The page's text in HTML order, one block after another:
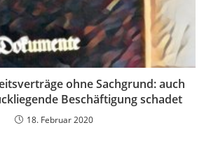
ohne Sachgrund: auch
Beschäftigung schadet
18. Februar 2020